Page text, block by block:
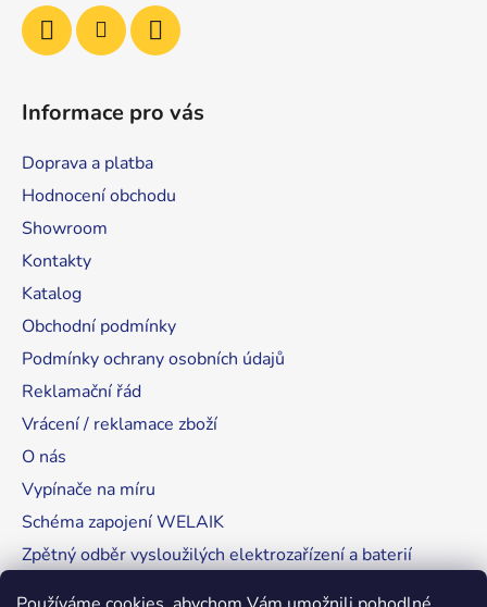
Informace pro vás
Doprava a platba
Hodnocení obchodu
Showroom
Kontakty
Katalog
Obchodní podmínky
Podmínky ochrany osobních údajů
Reklamační řád
Vrácení / reklamace zboží
O nás
Vypínače na míru
Schéma zapojení WELAIK
Zpětný odběr vysloužilých elektrozařízení a baterií